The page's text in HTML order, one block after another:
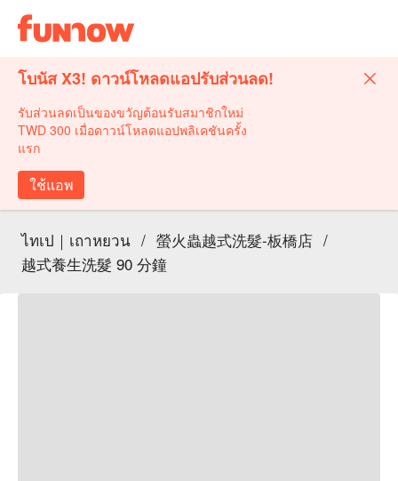
โบนัส X3! ดาวน์โหลดแอปรับส่วนลด!
รับส่วนลดเป็นของขวัญต้อนรับสมาชิกใหม่
TWD 300 เมื่อดาวน์โหลดแอปพลิเคชันครั้ง
แรก
ใช้แอพ
ไทเป｜เถาหยวน / 螢火蟲越式洗髮-板橋店 /
越式養生洗髮 90 分鐘